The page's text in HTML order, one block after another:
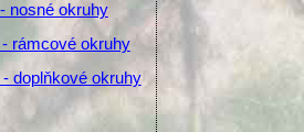
nosné okruhy
rámcové okruhy
doplňkové okruhy